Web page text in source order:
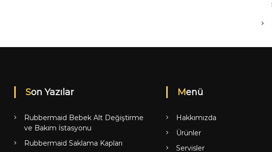
Son Yazılar
Rubbermaid Bebek Alt Değiştirme
ve Bakım İstasyonu
Rubbermaid Saklama Kapları
Menü
Hakkımızda
Ürünler
Servisler